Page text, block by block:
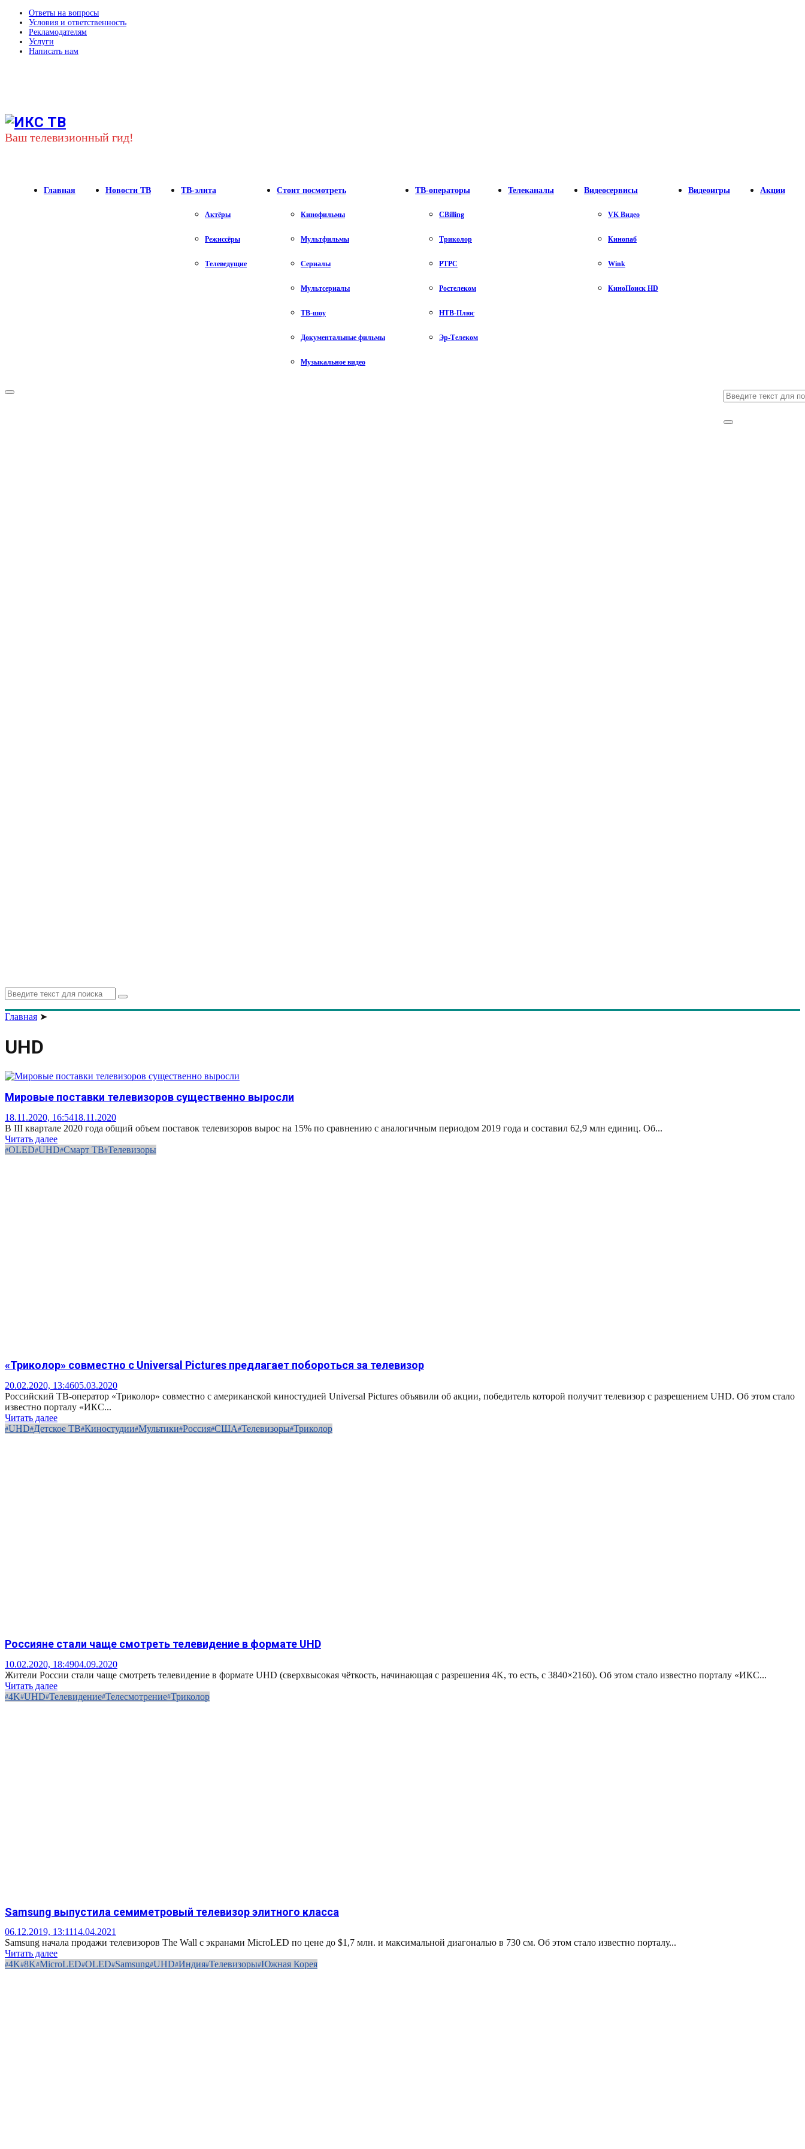
Ответы на вопросы
Условия и ответственность
Рекламодателям
Услуги
Написать нам
Ваш телевизионный гид!
Главная Новости ТВ ТВ-элита
Актёры
Режиссёры
Телеведущие
Стоит посмотреть
Кинофильмы
Мультфильмы
Сериалы
Мультсериалы
ТВ-шоу
Документальные фильмы
Музыкальное видео
ТВ-операторы
CBilling
Триколор
РТРС
Ростелеком
НТВ-Плюс
Эр-Телеком
Телеканалы Видеосервисы
VK Видео
Кинопаб
Wink
КиноПоиск HD
Видеоигры Акции
Search
for:
Search
Primary
Search
for:
Search
Главная ➤
UHD
Мировые поставки телевизоров существенно выросли
18.11.2020, 16:5418.11.2020
В III квартале 2020 года общий объем поставок телевизоров вырос на 15% по сравнению с аналогичным периодом 2019 года и составил 62,9 млн единиц. Об...
Читать далее
OLED UHD Смарт ТВ Телевизоры
«Триколор» совместно с Universal Pictures предлагает побороться за телевизор
20.02.2020, 13:4605.03.2020
Российский ТВ-оператор «Триколор» совместно с американской киностудией Universal Pictures объявили об акции, победитель которой получит телевизор с разрешением UHD. Об этом стало
известно порталу «ИКС...
Читать далее
UHD Детское ТВ Киностудии Мультики Россия США Телевизоры Триколор
Россияне стали чаще смотреть телевидение в формате UHD
10.02.2020, 18:4904.09.2020
Жители России стали чаще смотреть телевидение в формате UHD (сверхвысокая чёткость, начинающая с разрешения 4K, то есть, с 3840×2160). Об этом стало известно порталу «ИКС...
Читать далее
4K UHD Телевидение Телесмотрение Триколор
Samsung выпустила семиметровый телевизор элитного класса
06.12.2019, 13:1114.04.2021
Samsung начала продажи телевизоров The Wall с экранами MicroLED по цене до $1,7 млн. и максимальной диагональю в 730 см. Об этом стало известно порталу...
Читать далее
4K 8K MicroLED OLED Samsung UHD Индия Телевизоры Южная Корея